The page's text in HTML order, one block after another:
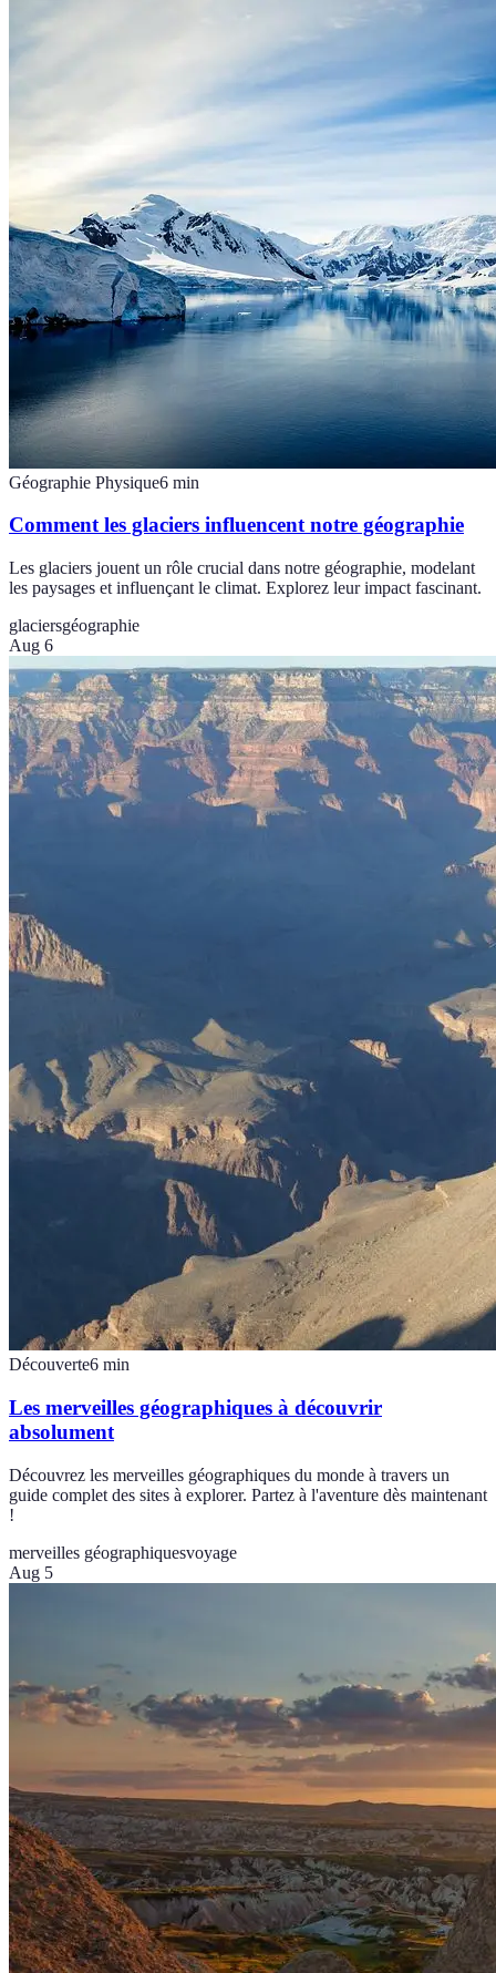
Géographie Physique6 min
Comment les glaciers influencent notre géographie
Les glaciers jouent un rôle crucial dans notre géographie, modelant
les paysages et influençant le climat. Explorez leur impact fascinant.
glaciersgéographie
Aug 6
Découverte6 min
Les merveilles géographiques à découvrir
absolument
Découvrez les merveilles géographiques du monde à travers un
guide complet des sites à explorer. Partez à l'aventure dès maintenant
!
merveilles géographiquesvoyage
Aug 5